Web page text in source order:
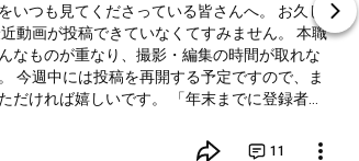
つも見てくださっている皆さんへ。 お久し
動画が投稿できていなくてすみません。 本職
なものが重なり、撮影・編集の時間が取れな
ま
だければ嬉しいです。 「年末までに登録者数
いきます。 今後とも、どうぞよろしくお願い
11